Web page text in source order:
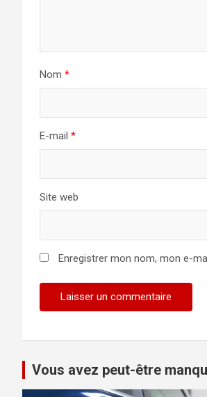
Nom *
E-mail *
Site web
Enregistrer mon nom, mon e-
Vous avez peut-être